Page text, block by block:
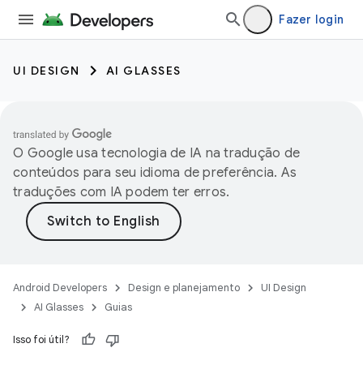
Fazer login
UI DESIGN AI GLASSES
O Google usa tecnologia de IA na tradução de
conteúdos para seu idioma de preferência. As
traduções com IA podem ter erros.
Android Developers Design e planejamento
UI Design
AI Glasses
Guias
Isso foi útil?